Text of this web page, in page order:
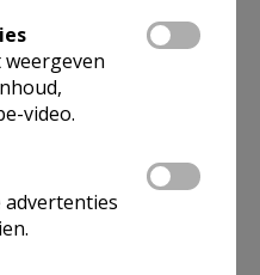
groot dat er ook dan
graag zal ontvangen.
bedoeld voor iedereen
deugddoende
Samen maken
mag
Baan 121a,
video.